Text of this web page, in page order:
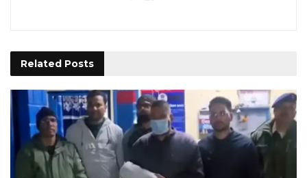
Related Posts